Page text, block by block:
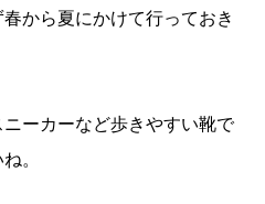
から夏にかけて行っておき
ーカーなど歩きやすい靴で
。